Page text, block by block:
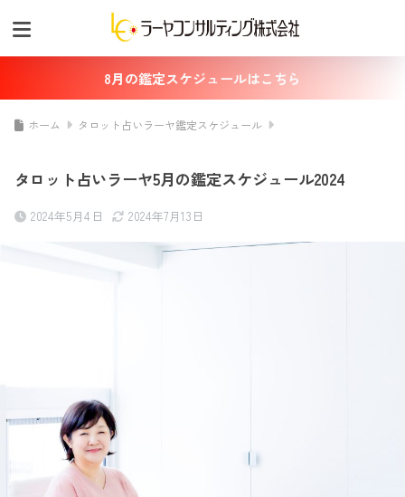
8月の鑑定スケジュールはこちら
ホーム タロット占いラーヤ鑑定スケジュール
タロット占いラーヤ5月の鑑定スケジュール2024
2024年5月4日 2024年7月13日